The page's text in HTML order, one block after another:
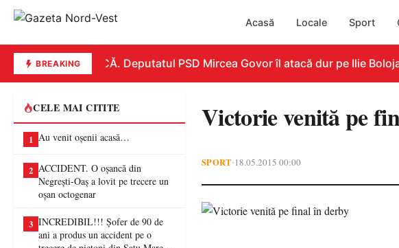
Acasă Locale Sport
BREAKINGREPLICĂ. Deputatul PSD Mircea Govor îl atacă dur pe Ilie
CELE MAI CITITE
1 Au venit oșenii acasă…
2 ACCIDENT. O oșancă din
Negrești-Oaș a lovit pe trecere un
oșan octogenar
3 INCREDIBIL!!! Șofer de 90 de
ani a produs un accident pe o
Victorie venită pe
SPORT•18.05.2015 00:00